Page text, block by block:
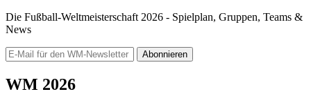
Die Fußball-Weltmeisterschaft 2026 - Spielplan, Gruppen, Teams &
News
Abonnieren
WM 2026